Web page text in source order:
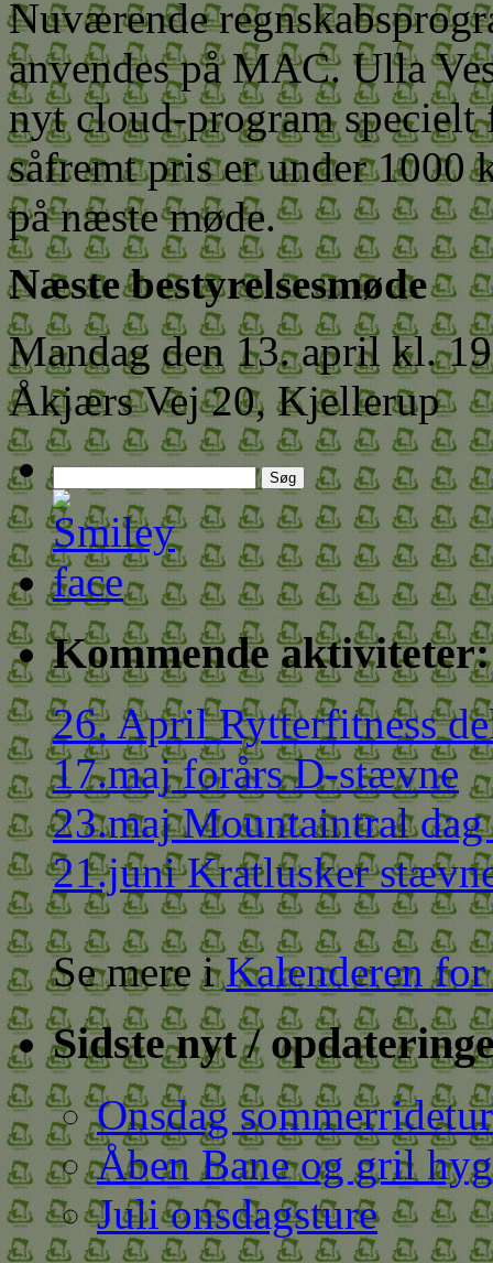
Nuværende
anvendes på MAC. Ulla
nyt cloud-program
såfremt pris er under 1000
på næste møde.
Næste bestyrelsesmøde
Mandag den 13. april kl.
Åkjærs Vej 20, Kjellerup
Søg
efter:
Kommende aktiviteter:
26. April Rytterfitness
17.maj forårs D-stævne
23.maj Mountaintral
21.juni Kratlusker
Se mere iKalenderen
Sidste nyt /
Onsdag
Åben Bane og gril
Juli onsdagsture